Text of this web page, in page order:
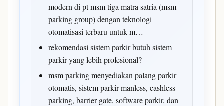
modern di pt msm tiga matra satria (msm
parking group) dengan teknologi
otomatisasi terbaru untuk m…
rekomendasi sistem parkir butuh sistem
parkir yang lebih profesional?
msm parking menyediakan palang parkir
otomatis, sistem parkir manless, cashless
parking, barrier gate, software parkir, dan